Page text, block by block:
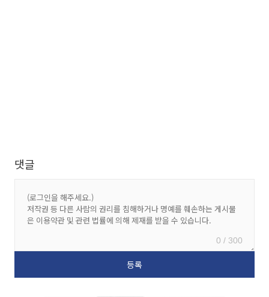
댓글
0 / 300